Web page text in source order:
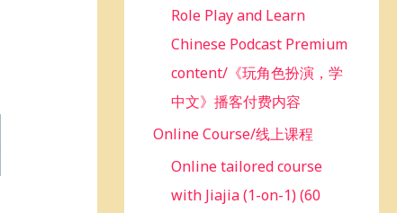
Role Play and Learn
Chinese Podcast Premium
content/《玩角色扮演，学
中文》播客付费内容
Online Course/线上课程
Online tailored course
with Jiajia (1-on-1) (60